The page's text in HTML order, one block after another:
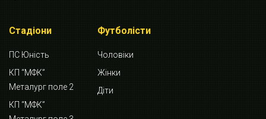
Стадіони
ПС Юність
КП “МФК”
Металург поле 2
КП “МФК”
Футболісти
Чоловіки
Жінки
Діти